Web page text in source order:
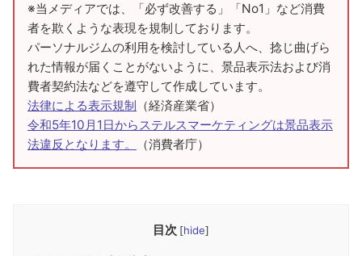
※当メディアでは、「必ず改善する」「No1」など消費
者を欺くような表現を規制しております。
パーソナルジムの利用を検討している人へ、捻じ曲げら
れた情報が届くことがないように、景品表示法および消
費者契約法などを遵守して作成しています。
法律による表示規制
（経済産業省）
令和5年10月1日からステルスマーケティングは景品表示
法違反となります。
（消費者庁）
目次 [hide]